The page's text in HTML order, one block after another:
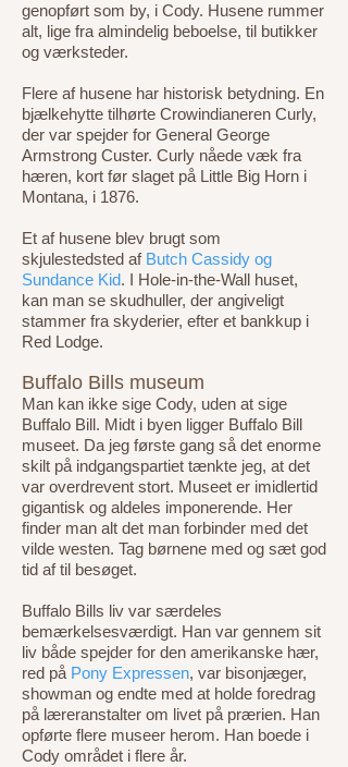
genopført som by, i Cody. Husene rummer
alt, lige fra almindelig beboelse, til butikker
og værksteder.
Flere af husene har historisk betydning. En
bjælkehytte tilhørte Crowindianeren Curly,
der var spejder for General George
Armstrong Custer. Curly nåede væk fra
hæren, kort før slaget på Little Big Horn i
Montana, i 1876.
Et af husene blev brugt som
skjulestedsted af Butch Cassidy og
Sundance Kid. I Hole-in-the-Wall huset,
kan man se skudhuller, der angiveligt
stammer fra skyderier, efter et bankkup i
Red Lodge.
Buffalo Bills museum
Man kan ikke sige Cody, uden at sige
Buffalo Bill. Midt i byen ligger Buffalo Bill
museet. Da jeg første gang så det enorme
skilt på indgangspartiet tænkte jeg, at det
var overdrevent stort. Museet er imidlertid
gigantisk og aldeles imponerende. Her
finder man alt det man forbinder med det
vilde westen. Tag børnene med og sæt god
tid af til besøget.
Buffalo Bills liv var særdeles
bemærkelsesværdigt. Han var gennem sit
liv både spejder for den amerikanske hær,
red på Pony Expressen, var bisonjæger,
showman og endte med at holde foredrag
på læreranstalter om livet på prærien. Han
opførte flere museer herom. Han boede i
Cody området i flere år.